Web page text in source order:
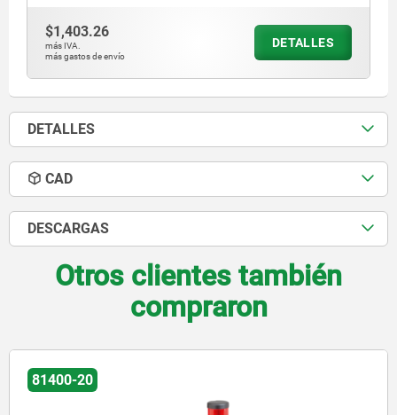
$1,403.26
más IVA.
más gastos de envío
DETALLES
DETALLES
CAD
DESCARGAS
Otros clientes también
compraron